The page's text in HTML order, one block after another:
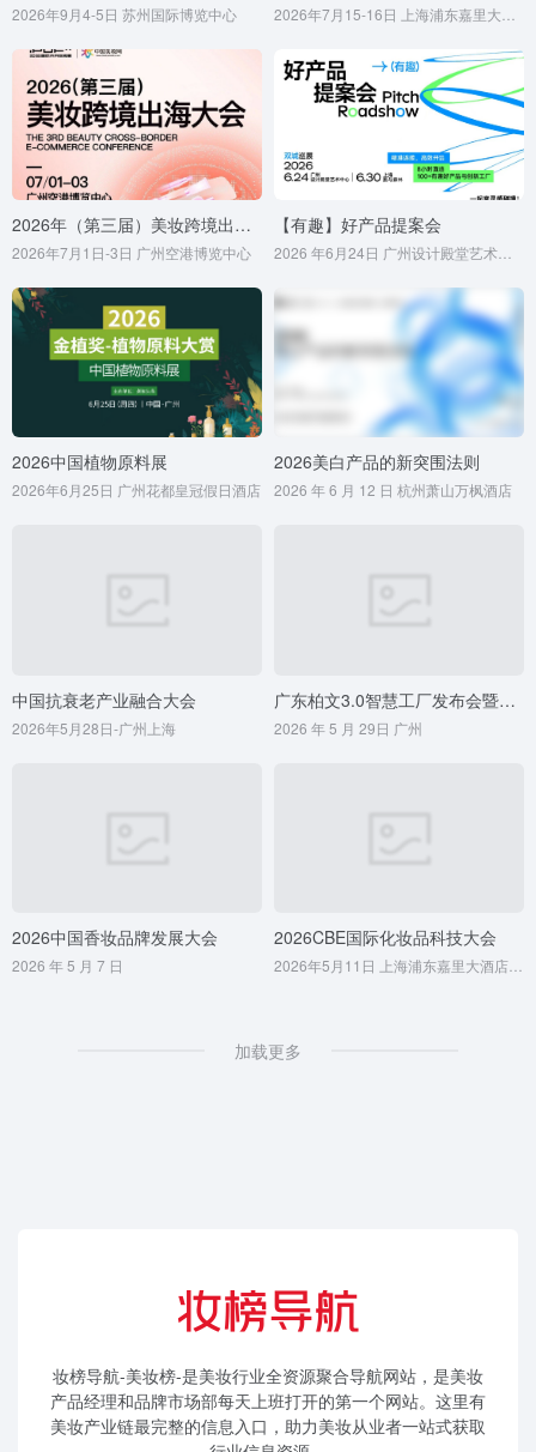
2026年9月4-5日 苏州国际博览中心
2026年（第三届）美妆跨境出海大会
2026年7月1日-3日 广州空港博览中心
【有趣】好产品提案会
2026中国植物原料展
2026年6月25日 广州花都皇冠假日酒店
2026美白产品的新突围法则
2026 年 6 月 12 日 杭州萧山万枫酒店
中国抗衰老产业融合大会
2026年5月28日-广州上海
广东柏文3.0智慧工厂发布会暨2026全球美妆新品趋势论坛
2026 年 5 月 29日 广州
2026中国香妆品牌发展大会
2026 年 5 月 7 日
2026CBE国际化妆品科技大会
加载更多
妆榜导航-美妆榜-是美妆行业全资源聚合导航网站，是美妆
产品经理和品牌市场部每天上班打开的第一个网站。这里有
美妆产业链最完整的信息入口，助力美妆从业者一站式获取